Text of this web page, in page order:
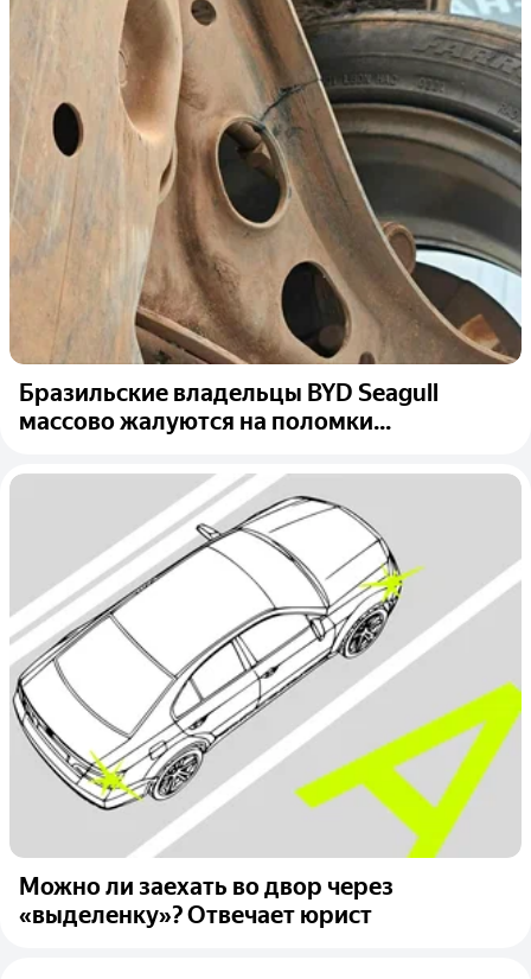
Бразильские владельцы BYD Seagull
массово жалуются на поломки...
Можно ли заехать во двор через
«выделенку»? Отвечает юрист